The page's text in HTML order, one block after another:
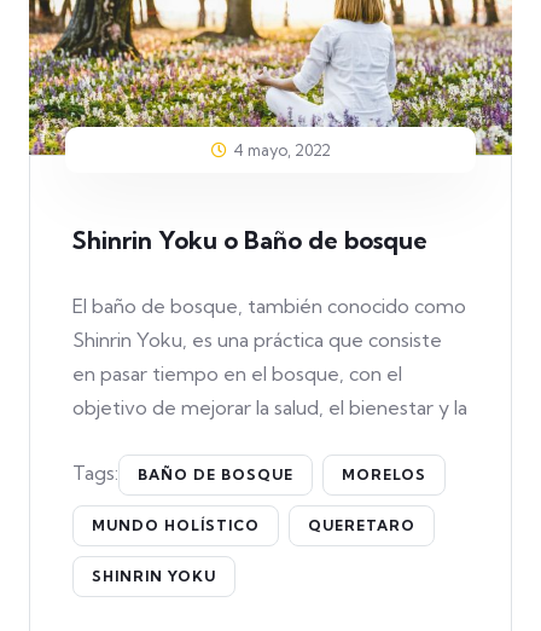
4 mayo, 2022
Shinrin Yoku o Baño de bosque
El baño de bosque, también conocido como
Shinrin Yoku, es una práctica que consiste
en pasar tiempo en el bosque, con el
objetivo de mejorar la salud, el bienestar y la
Tags: BAÑO DE BOSQUE MORELOS
MUNDO HOLÍSTICO QUERETARO
SHINRIN YOKU